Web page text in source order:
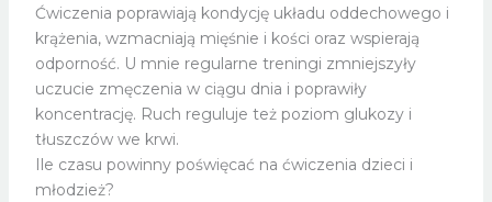
Ćwiczenia poprawiają kondycję układu oddechowego i
krążenia, wzmacniają mięśnie i kości oraz wspierają
odporność. U mnie regularne treningi zmniejszyły
uczucie zmęczenia w ciągu dnia i poprawiły
koncentrację. Ruch reguluje też poziom glukozy i
tłuszczów we krwi.
Ile czasu powinny poświęcać na ćwiczenia dzieci i
młodzież?